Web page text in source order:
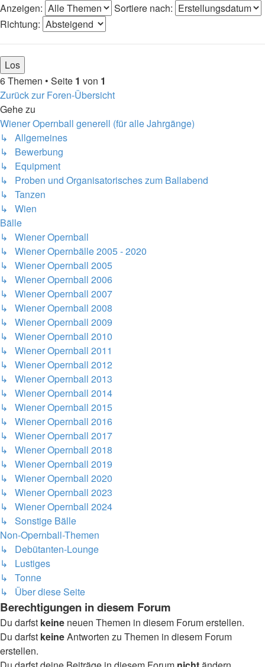
Anzeigen:
Sortiere nach:
Richtung:
6 Themen • Seite 1 von 1
Zurück zur Foren-Übersicht
Gehe zu
Wiener Opernball generell (für alle Jahrgänge)
↳ Allgemeines
↳ Bewerbung
↳ Equipment
↳ Proben und Organisatorisches zum Ballabend
↳ Tanzen
↳ Wien
Bälle
↳ Wiener Opernball
↳ Wiener Opernbälle 2005 - 2020
↳ Wiener Opernball 2005
↳ Wiener Opernball 2006
↳ Wiener Opernball 2007
↳ Wiener Opernball 2008
↳ Wiener Opernball 2009
↳ Wiener Opernball 2010
↳ Wiener Opernball 2011
↳ Wiener Opernball 2012
↳ Wiener Opernball 2013
↳ Wiener Opernball 2014
↳ Wiener Opernball 2015
↳ Wiener Opernball 2016
↳ Wiener Opernball 2017
↳ Wiener Opernball 2018
↳ Wiener Opernball 2019
↳ Wiener Opernball 2020
↳ Wiener Opernball 2023
↳ Wiener Opernball 2024
↳ Sonstige Bälle
Non-Opernball-Themen
↳ Debütanten-Lounge
↳ Lustiges
↳ Tonne
↳ Über diese Seite
Berechtigungen in diesem Forum
Du darfst keine neuen Themen in diesem Forum erstellen.
Du darfst keineAntworten zu Themen in diesem Forum
erstellen.